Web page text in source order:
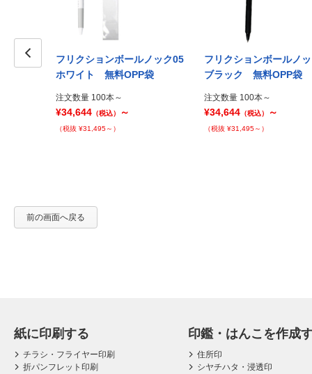
ノック ラ
フリクションボールノック05
ホワイト 無料OPP袋
注文数量 100本～
¥34,644 （税込） ～
（税抜 ¥31,495～）
フリクションボールノ
ブラック 無料OPP袋
注文数量 100本～
¥34,644 （税込） ～
（税抜 ¥31,495～）
前の画面へ戻る
紙に印刷する
チラシ・フライヤー印刷
折パンフレット印刷
印鑑・はんこを作成
住所印
シヤチハタ・浸透印